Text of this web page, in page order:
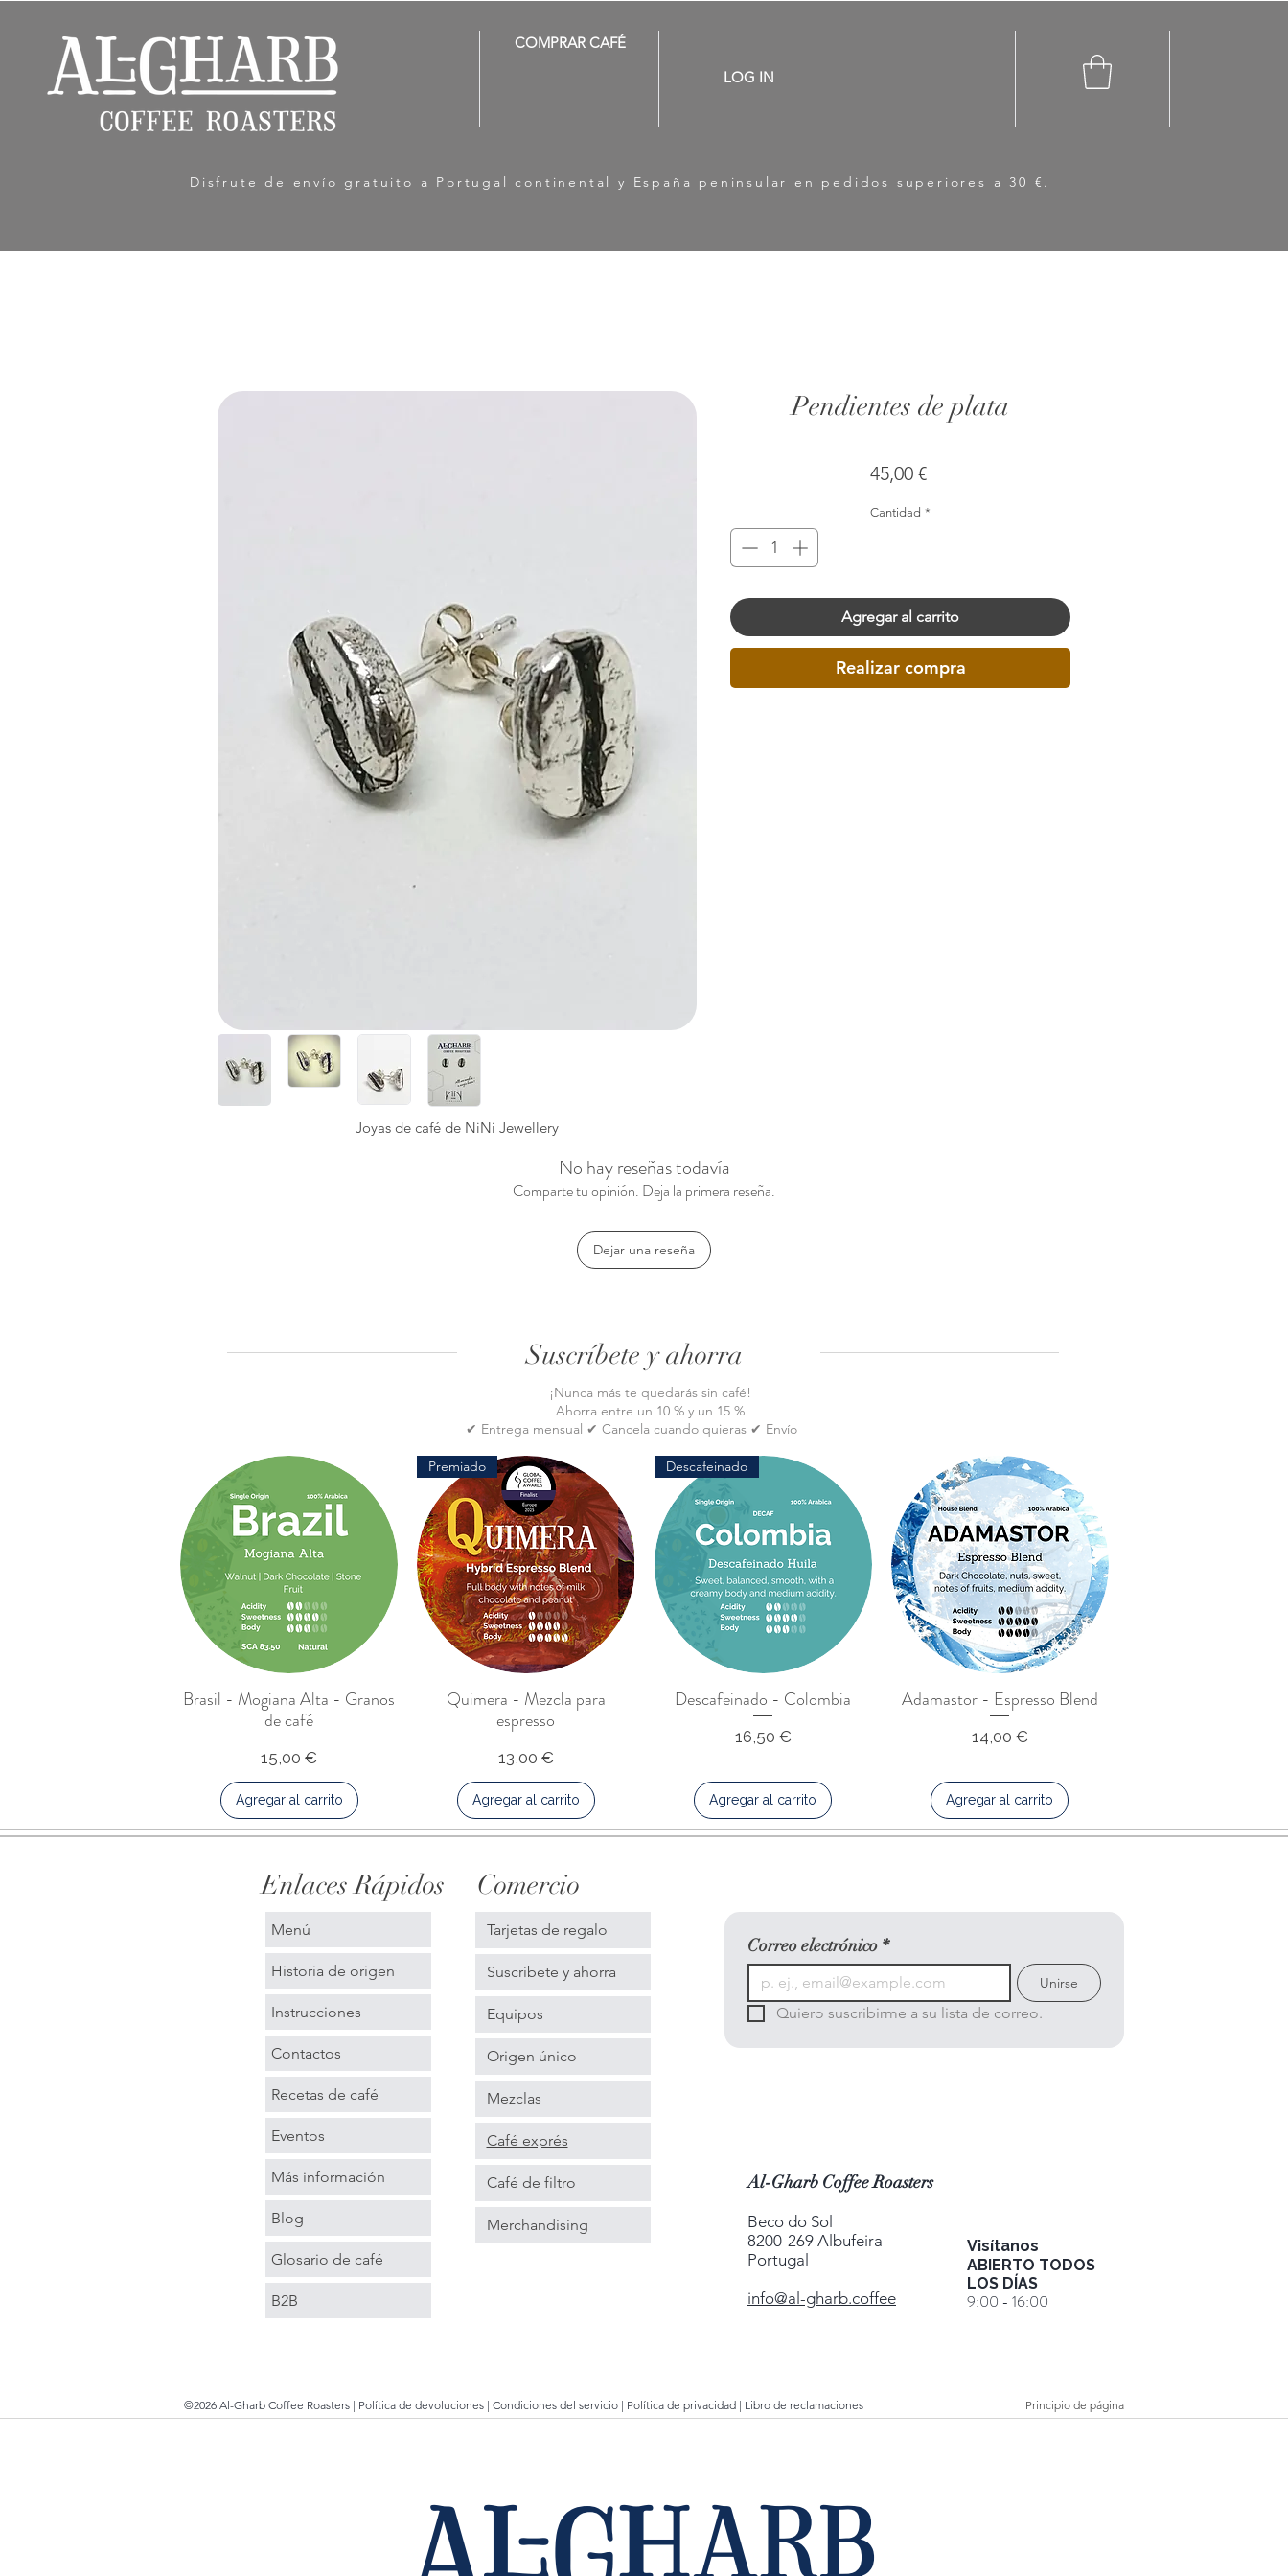
COMPRAR CAFÉ
LOG IN
Disfrute de envío gratuito a Portugal continental y España peninsular en pedidos superiores a 30 €.
Joyas de café de NiNi Jewellery
Pendientes de plata
45,00 €Precio
Cantidad *
Agregar al carrito
Realizar compra
No hay reseñas todavía
Comparte tu opinión. Deja la primera reseña.
Dejar una reseña
Suscríbete y ahorra
¡Nunca más te quedarás sin café!
Ahorra entre un 10 % y un 15 %
✔ Entrega mensual ✔ Cancela cuando quieras ✔ Envío
Brasil - Mogiana Alta - Granos
de café
Precio
15,00 €
Agregar al carrito
Premiado
Quimera - Mezcla para
espresso
Precio
13,00 €
Agregar al carrito
Descafeinado
Descafeinado - Colombia
Precio
16,50 €
Agregar al carrito
Adamastor - Espresso Blend
Precio
14,00 €
Agregar al carrito
Enlaces Rápidos
Menú
Historia de origen
Instrucciones
Contactos
Recetas de café
Eventos
Más información
Blog
Glosario de café
B2B
Comercio
Tarjetas de regalo
Suscríbete y ahorra
Equipos
Origen único
Mezclas
Café exprés
Café de filtro
Merchandising
Correo electrónico *
Unirse
Quiero suscribirme a su lista de correo.
Al-Gharb Coffee Roasters
Beco do Sol
8200-269 Albufeira
Portugal
info@al-gharb.coffee
Visítanos
ABIERTO TODOS
LOS DÍAS
9:00 - 16:00
©2026 Al-Gharb Coffee Roasters | Política de devoluciones | Condiciones del servicio | Política de privacidad | Libro de reclamaciones Principio de página